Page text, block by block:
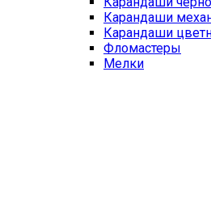
Карандаши
Карандаши
Фломастеры
Мелки